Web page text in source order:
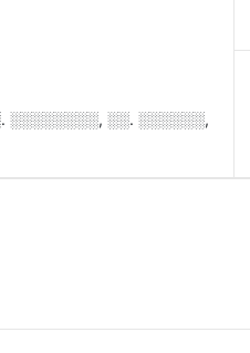
░░░░░░░░, ░░. ░░░░░░,